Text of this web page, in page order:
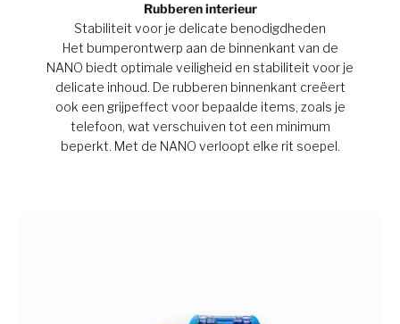
Rubberen interieur
Stabiliteit voor je delicate benodigdheden
Het bumperontwerp aan de binnenkant van de
NANO biedt optimale veiligheid en stabiliteit voor je
delicate inhoud. De rubberen binnenkant creëert
ook een grijpeffect voor bepaalde items, zoals je
telefoon, wat verschuiven tot een minimum
beperkt. Met de NANO verloopt elke rit soepel.